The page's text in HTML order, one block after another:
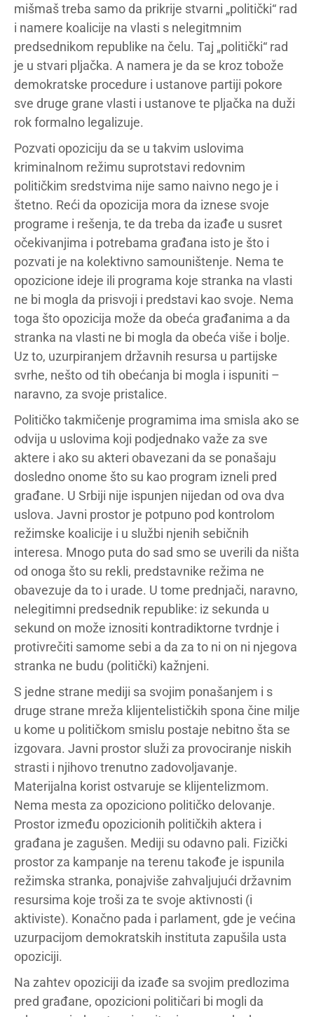
mišmaš treba samo da prikrije stvarni „politički“ rad
i namere koalicije na vlasti s nelegitmnim
predsednikom republike na čelu. Taj „politički“ rad
je u stvari pljačka. A namera je da se kroz tobože
demokratske procedure i ustanove partiji pokore
sve druge grane vlasti i ustanove te pljačka na duži
rok formalno legalizuje.
Pozvati opoziciju da se u takvim uslovima
kriminalnom režimu suprotstavi redovnim
političkim sredstvima nije samo naivno nego je i
štetno. Reći da opozicija mora da iznese svoje
programe i rešenja, te da treba da izađe u susret
očekivanjima i potrebama građana isto je što i
pozvati je na kolektivno samouništenje. Nema te
opozicione ideje ili programa koje stranka na vlasti
ne bi mogla da prisvoji i predstavi kao svoje. Nema
toga što opozicija može da obeća građanima a da
stranka na vlasti ne bi mogla da obeća više i bolje.
Uz to, uzurpiranjem državnih resursa u partijske
svrhe, nešto od tih obećanja bi mogla i ispuniti –
naravno, za svoje pristalice.
Političko takmičenje programima ima smisla ako se
odvija u uslovima koji podjednako važe za sve
aktere i ako su akteri obavezani da se ponašaju
dosledno onome što su kao program izneli pred
građane. U Srbiji nije ispunjen nijedan od ova dva
uslova. Javni prostor je potpuno pod kontrolom
režimske koalicije i u službi njenih sebičnih
interesa. Mnogo puta do sad smo se uverili da ništa
od onoga što su rekli, predstavnike režima ne
obavezuje da to i urade. U tome prednjači, naravno,
nelegitimni predsednik republike: iz sekunda u
sekund on može iznositi kontradiktorne tvrdnje i
protivrečiti samome sebi a da za to ni on ni njegova
stranka ne budu (politički) kažnjeni.
S jedne strane mediji sa svojim ponašanjem i s
druge strane mreža klijentelističkih spona čine milje
u kome u političkom smislu postaje nebitno šta se
izgovara. Javni prostor služi za provociranje niskih
strasti i njihovo trenutno zadovoljavanje.
Materijalna korist ostvaruje se klijentelizmom.
Nema mesta za opoziciono političko delovanje.
Prostor između opozicionih političkih aktera i
građana je zagušen. Mediji su odavno pali. Fizički
prostor za kampanje na terenu takođe je ispunila
režimska stranka, ponajviše zahvaljujući državnim
resursima koje troši za te svoje aktivnosti (i
aktiviste). Konačno pada i parlament, gde je većina
uzurpacijom demokratskih instituta zapušila usta
opoziciji.
Na zahtev opoziciji da izađe sa svojim predlozima
pred građane, opozicioni političari bi mogli da